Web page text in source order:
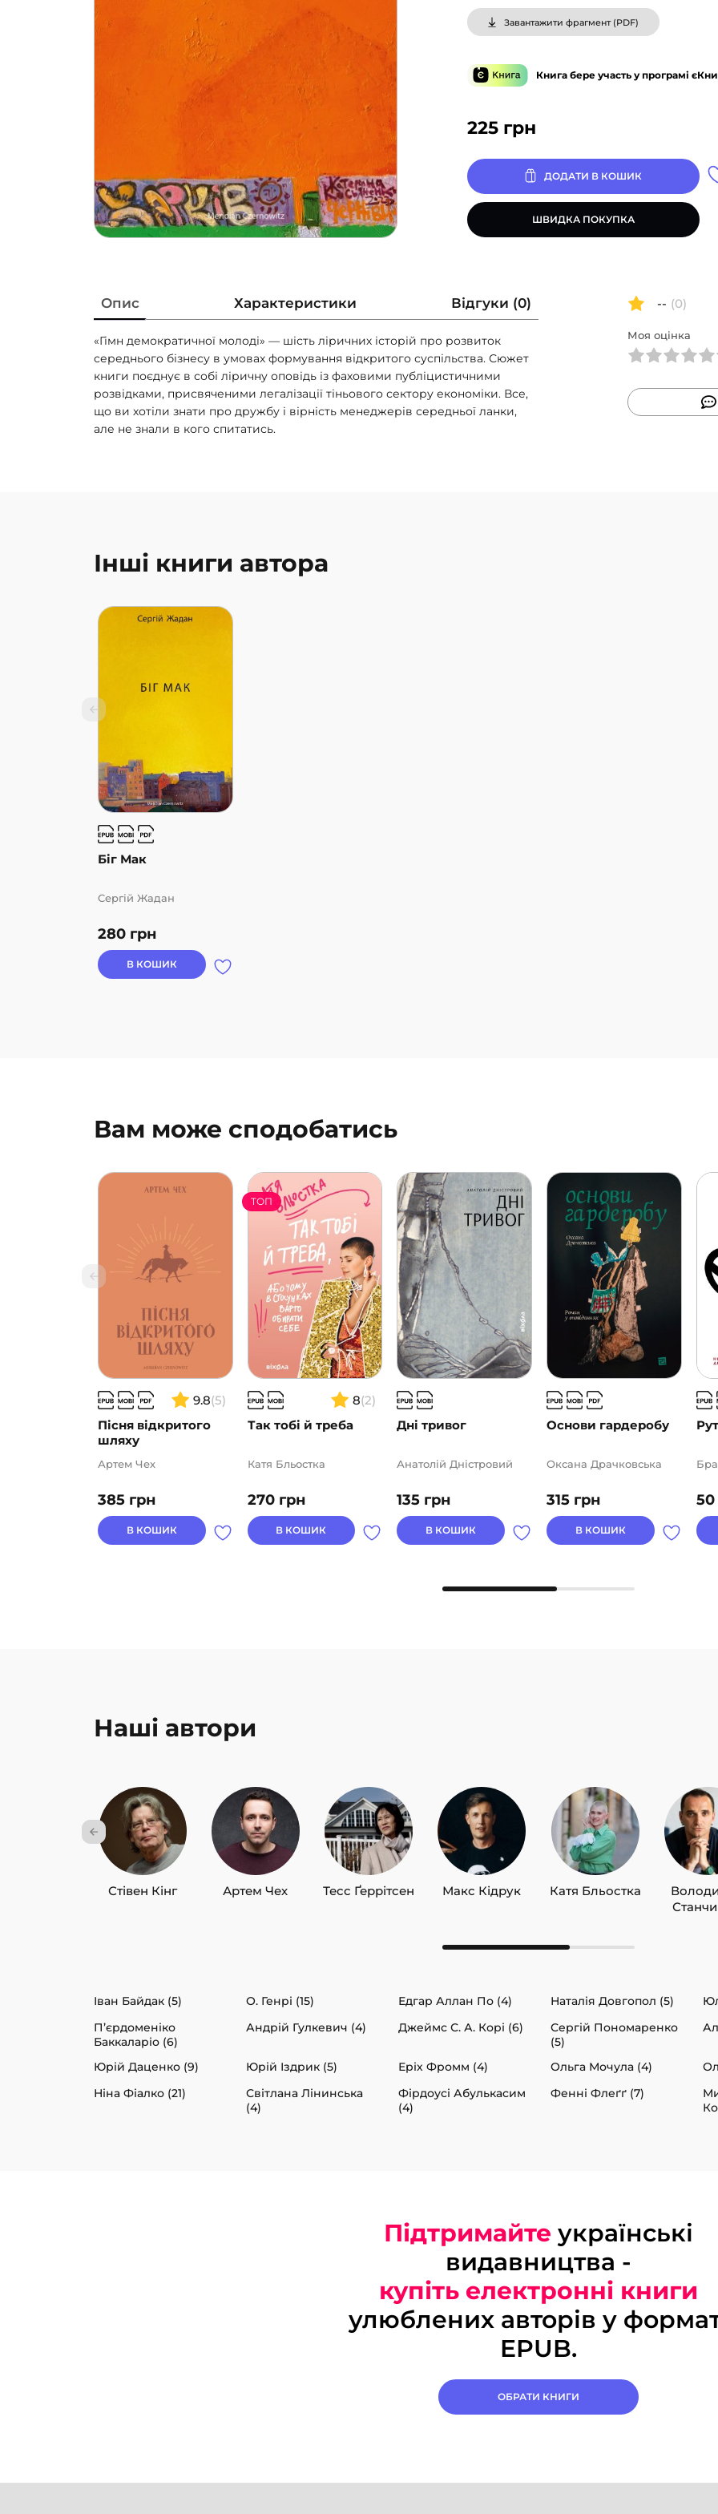
225 грн
Завантажити фрагмент (PDF)
Книга бере участь у програмі
ДОДАТИ В КОШИК
ШВИДКА ПОКУПКА
Опис Характеристики Відгуки (0)
«Гімн демократичної молоді» — шість ліричних історій про розвиток
середнього бізнесу в умовах формування відкритого суспільства. Сюжет
книги поєднує в собі ліричну оповідь із фаховими публіцистичними
розвідками, присвяченими легалізації тіньового сектору економіки. Все,
що ви хотіли знати про дружбу і вірність менеджерів середньої ланки,
але не знали в кого спитатись.
-- (0)
Моя оцінка
Інші книги автора
Біг Мак
280 грн
Cергій Жадан
В КОШИК
Вам може сподобатись
9.8(5)
Пісня відкритого
шляху
385 грн
Артем Чех
В КОШИК
8(2)
Так тобі й треба
ТОП
270 грн
Катя Бльостка
В КОШИК
Дні тривог
135 грн
Анатолій Дністровий
В КОШИК
Основи гардеробу
315 грн
Оксана Драчковська
В КОШИК
50
Наші автори
Стівен Кінг Артем Чех Тесс Ґеррітсен Макс Кідрук Катя Бльостка
Іван Байдак (5) О. Генрі (15) Едгар Аллан По (4) Наталія Довгопол (5)
П’єрдоменіко
Баккаларіо (6)
Андрій Гулкевич (4) Джеймс С. А. Корі (6)
Сергій Пономаренко
(5)
Юрій Даценко (9) Юрій Іздрик (5) Еріх Фромм (4) Ольга Мочула (4)
Ніна Фіалко (21)
Світлана Лінинська
(4)
Фірдоусі Абулькасим
(4)
Фенні Флеґґ (7)
Підтримайте українські
видавництва -
купіть електронні книги
улюблених авторів у
EPUB.
ОБРАТИ КНИГИ